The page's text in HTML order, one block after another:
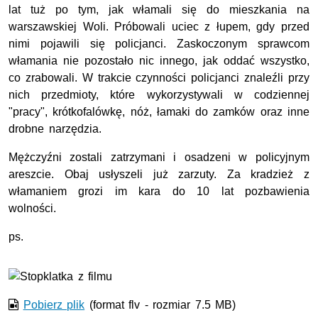
lat tuż po tym, jak włamali się do mieszkania na
warszawskiej Woli. Próbowali uciec z łupem, gdy przed
nimi pojawili się policjanci. Zaskoczonym sprawcom
włamania nie pozostało nic innego, jak oddać wszystko,
co zrabowali. W trakcie czynności policjanci znaleźli przy
nich przedmioty, które wykorzystywali w codziennej
"pracy", krótkofalówkę, nóż, łamaki do zamków oraz inne
drobne narzędzia.
Mężczyźni zostali zatrzymani i osadzeni w policyjnym
areszcie. Obaj usłyszeli już zarzuty. Za kradzież z
włamaniem grozi im kara do 10 lat pozbawienia
wolności.
ps.
Film w formacie nieobsługiwanym przez odtwarzacz.
Pobierz plik (format flv - rozmiar 7.5 MB)